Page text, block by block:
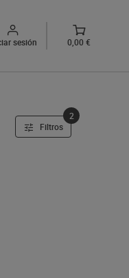
sesión 0,00 €
Filtros
2